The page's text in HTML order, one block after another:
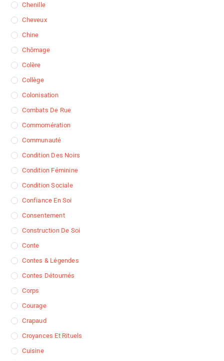
Chenille
Cheveux
Chine
Chômage
Colère
Collège
Colonisation
Combats De Rue
Commomération
Communauté
Condition Des Noirs
Condition Féminine
Condition Sociale
Confiance En Soi
Consentement
Construction De Soi
Conte
Contes & Légendes
Contes Détournés
Corps
Courage
Crapaud
Croyances Et Rituels
Cuisine